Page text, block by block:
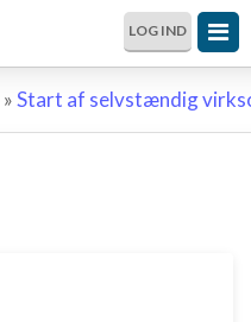
LOG IND
»Start af selvstændig